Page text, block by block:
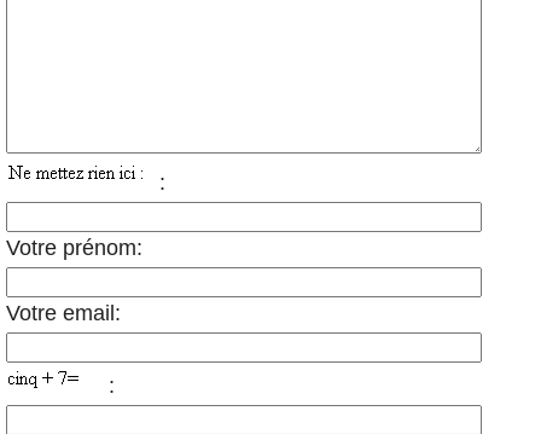
:
Votre prénom:
Votre email:
: